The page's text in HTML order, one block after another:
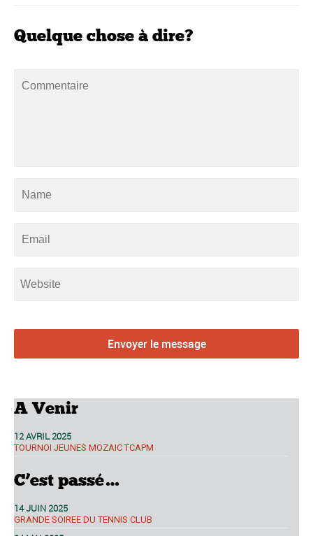
Quelque chose à dire?
A Venir
12 AVRIL 2025
TOURNOI JEUNES MOZAIC TCAPM
C’est passé…
14 JUIN 2025
GRANDE SOIREE DU TENNIS CLUB